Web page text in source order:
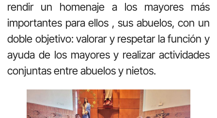
rendir un homenaje a los mayores más
importantes para ellos , sus abuelos, con un
doble objetivo: valorar y respetar la función y
ayuda de los mayores y realizar actividades
conjuntas entre abuelos y nietos.